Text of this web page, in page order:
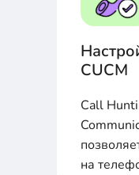
CUCM
Call
на